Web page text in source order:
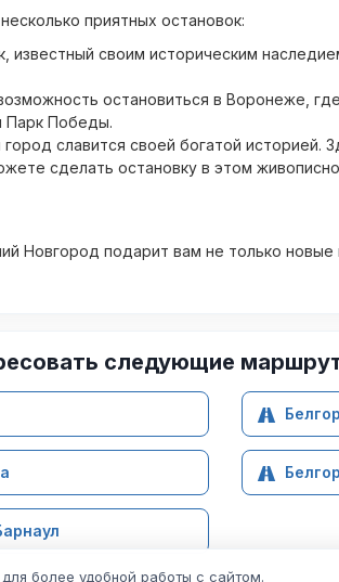
приятных остановок:
известный своим историческим
остановиться в Воронеже,
Парк Победы.
славится своей богатой историей.
сделать остановку в этом
Новгород подарит вам не только
следующие
более удобной работы с сайтом.